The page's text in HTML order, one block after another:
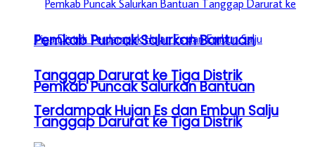
Pemkab Puncak Salurkan Bantuan
Tanggap Darurat ke Tiga Distrik
Terdampak Hujan Es dan Embun Salju
Pemkab Puncak Salurkan Bantuan
Tanggap Darurat ke Tiga Distrik